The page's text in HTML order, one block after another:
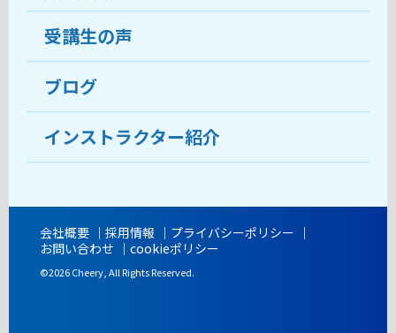
おすすめ・人気の講座
目的から講座を探す
教室ブログ
開講時間
料金
受講までの流れ
よくあるご質問
受講生の声
ブログ
インストラクター紹介
会社概要 採用情報
プライバシーポリシー
お問い合わせ
cookieポリシー
©2026 Cheery, All Rights Reserved.